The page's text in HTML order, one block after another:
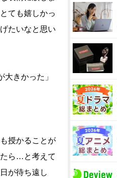
ても嬉しかっ
たいなと思い
きかった」
授かることが
ら…と考えて
が待ち遠し